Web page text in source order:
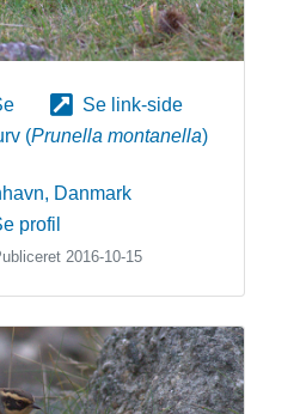
Se link-side
(Prunella montanella)
, Danmark
profil
2016-10-15